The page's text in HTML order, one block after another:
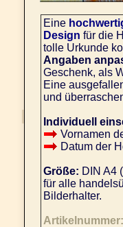
Eine
Design für die
tolle Urkunde
Angaben
Geschenk, als
Eine
und
Individuell
Vornamen
Datum der
Größe: DIN A4
für alle
Bilderhalter.
Artikelnummer: